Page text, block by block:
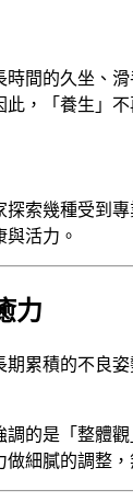
間的久坐、
，「養生」
索幾種受到
與活力。
力
期累積的不良
的是「整體
細膩的調整